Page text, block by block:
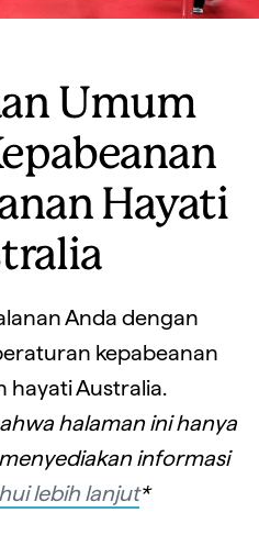
Umum
Hayati
Anda dengan
kepabeanan
hayati Australia.
halaman ini hanya
informasi
lebih lanjut*